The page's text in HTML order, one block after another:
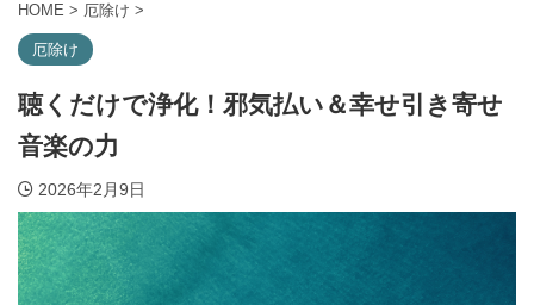
HOME > 厄除け >
厄除け
聴くだけで浄化！邪気払い＆幸せ引き寄せ
音楽の力
2026年2月9日